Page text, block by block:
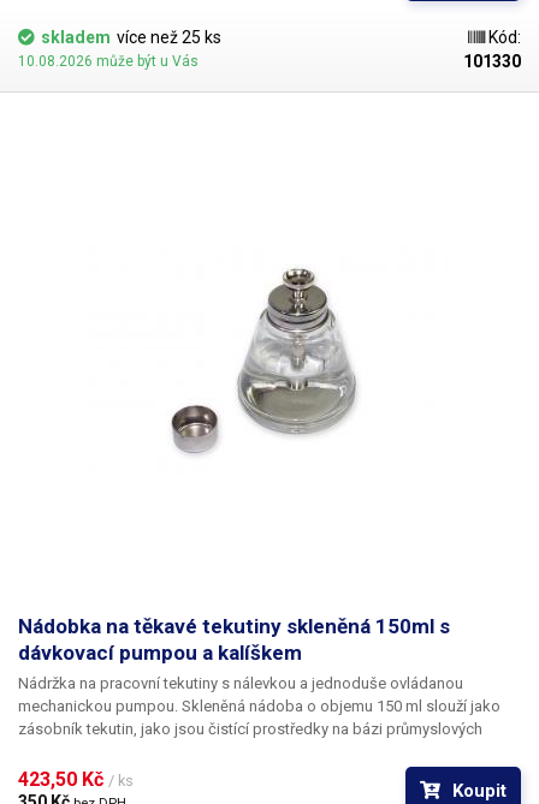
skladem více než 25 ks
10.08.2026 může být u Vás
Kód:
101330
Nádobka na těkavé tekutiny skleněná 150ml s
dávkovací pumpou a kalíškem
Nádržka na pracovní tekutiny s nálevkou a jednoduše ovládanou
mechanickou pumpou. Skleněná nádoba o objemu 150 ml slouží jako
zásobník tekutin, jako jsou čistící prostředky na bázi průmyslových
dovoluje dávkování chemikálií, které by nebylo možné dlouhodobě
uchovávat v plastu a představuje tak odolnější variantu
dávkovače
423,50 Kč / ks Koupit